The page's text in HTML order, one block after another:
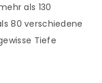
als 130
80 verschiedene
Tiefe